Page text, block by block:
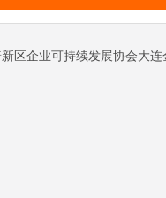
企业可持续发展协会大连